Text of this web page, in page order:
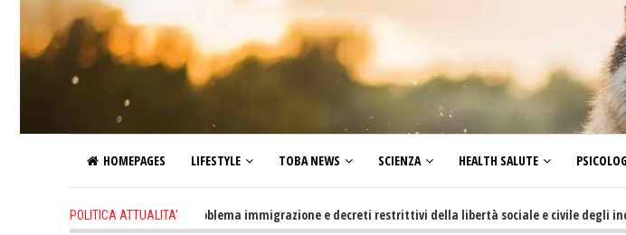
HOMEPAGES LIFESTYLE TOBA NEWS SCIENZA HEALTH SALUTE
POLITICA ATTUALITA'
2 days ago - Altro che problema immigrazione e decreti restrittivi della libertà sociale e civile degli